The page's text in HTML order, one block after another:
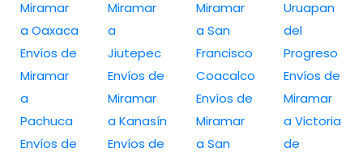
Miramar
a Oaxaca
Envíos de
Miramar
a
Pachuca
Envíos de
Miramar
a
Jiutepec
Envíos de
Miramar
a Kanasín
Envíos de
Miramar
a San
Francisco
Coacalco
Envíos de
Miramar
a San
Uruapan
del
Progreso
Envíos de
Miramar
a Victoria
de